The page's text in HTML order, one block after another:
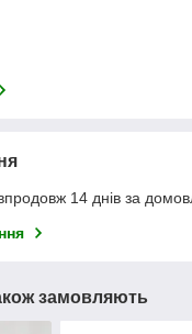
14 днів за
замовляють